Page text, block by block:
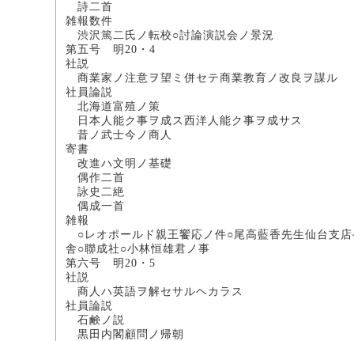
詩二
雑報数件
渋沢篤二氏ノ転校○討論演説会ノ景況
第五号 明20・4
社説
商業家ノ注意ヲ望ミ併セテ商業教育ノ改良ヲ謀ル
社員論説
北海道富殖ノ
日本人能ク事ヲ成ス西洋人能
昔ノ武士今ノ
寄書
改進ハ文明ノ
偶作
詠史二絶
偶成一
雑報
○レオポールド親王饗応ノ件○尾高藍香先生仙台支
舎○聯成社○小林恒雄君ノ事
第六号 明20・5
社説
商人ハ英語ヲ解セサ
社員論説
石鹸ノ説
黒田内閣顧問ノ